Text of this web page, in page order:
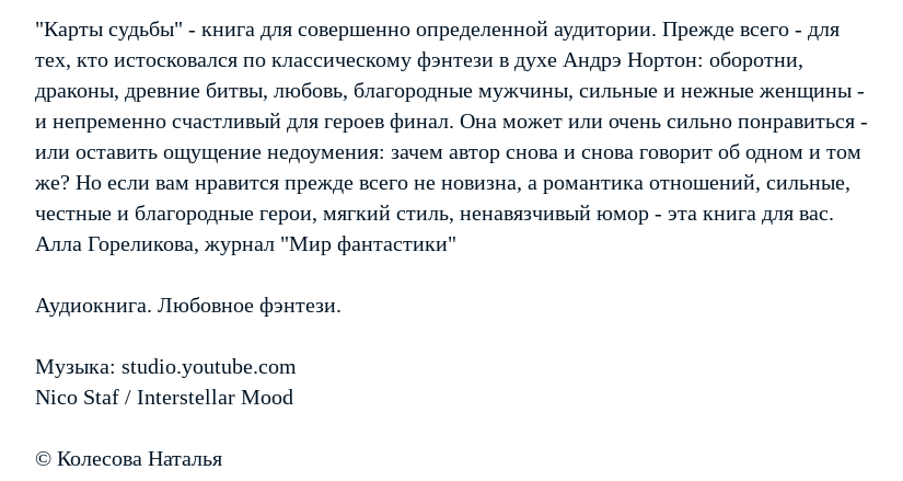
"Карты судьбы" - книга для совершенно определенной аудитории. Прежде всего - для
тех, кто истосковался по классическому фэнтези в духе Андрэ Нортон: оборотни,
драконы, древние битвы, любовь, благородные мужчины, сильные и нежные женщины -
и непременно счастливый для героев финал. Она может или очень сильно понравиться -
или оставить ощущение недоумения: зачем автор снова и снова говорит об одном и том
же? Но если вам нравится прежде всего не новизна, а романтика отношений, сильные,
честные и благородные герои, мягкий стиль, ненавязчивый юмор - эта книга для вас.
Алла Гореликова, журнал "Мир фантастики"
Аудиокнига. Любовное фэнтези.
Музыка: studio.youtube.com
Nico Staf / Interstellar Mood
© Колесова Наталья